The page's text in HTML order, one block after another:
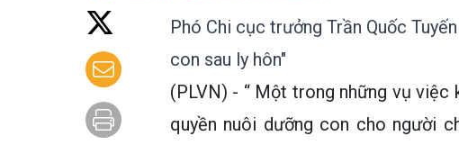
Phó Chi cục trưởng Trần Quốc
con sau ly hôn"
(PLVN) - “ Một trong những vụ việc
quyền nuôi dưỡng con cho người